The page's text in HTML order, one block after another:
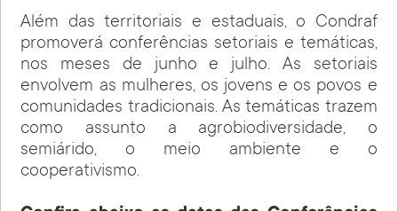
Além das territoriais e estaduais, o Condraf
promoverá conferências setoriais e temáticas,
nos meses de junho e julho. As setoriais
envolvem as mulheres, os jovens e os povos e
comunidades tradicionais. As temáticas trazem
como assunto a agrobiodiversidade, o
semiárido, o meio ambiente e o
cooperativismo.